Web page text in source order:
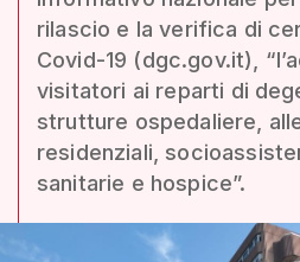
rilascio e la verifica di
Covid-19 (dgc.gov.it),
visitatori ai reparti di
strutture ospedaliere,
residenziali,
sanitarie e hospice”.